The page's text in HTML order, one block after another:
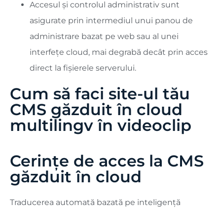
Accesul și controlul administrativ sunt
asigurate prin intermediul unui panou de
administrare bazat pe web sau al unei
interfețe cloud, mai degrabă decât prin acces
direct la fișierele serverului.
Cum să faci site-ul tău
CMS găzduit în cloud
multilingv în videoclip
Cerințe de acces la CMS
găzduit în cloud
Traducerea automată bazată pe inteligență